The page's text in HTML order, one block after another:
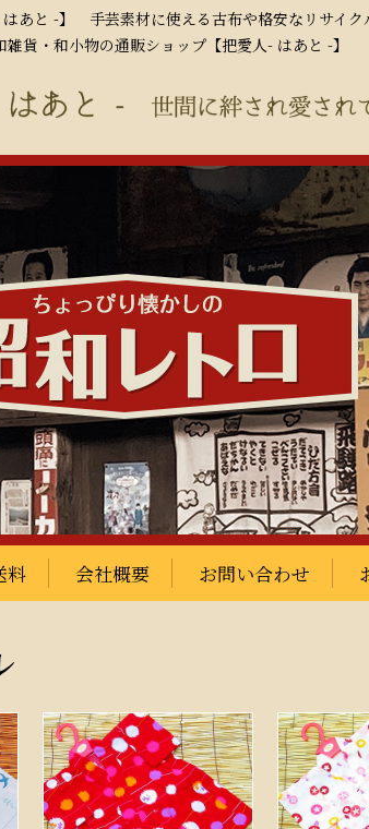
あと -】 手芸素材に使える古布や格安なリサイク
雑貨・和小物の通販ショップ【把愛人- はあと -】
料 会社概要 お問い合わせ